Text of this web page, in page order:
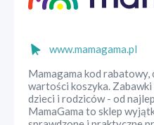
www.mamagama.pl
Mamagama kod
wartości koszyka.
dzieci i rodziców - od
MamaGama to sklep